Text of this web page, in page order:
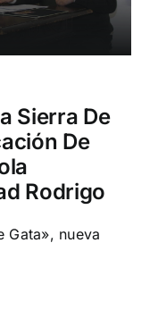
Sierra De
De
Rodrigo
Gata», nueva